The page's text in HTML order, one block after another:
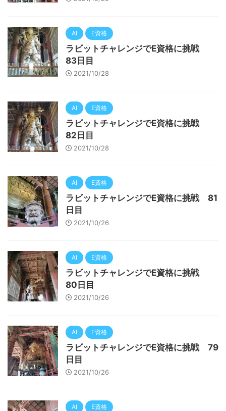
AI E資格
ラビットチャレンジでE資格に挑戦
83日目
2021/10/28
AI E資格
ラビットチャレンジでE資格に挑戦
82日目
2021/10/28
AI E資格
ラビットチャレンジでE資格に挑戦 81
日目
2021/10/26
AI E資格
ラビットチャレンジでE資格に挑戦
80日目
2021/10/26
AI E資格
ラビットチャレンジでE資格に挑戦 79
日目
2021/10/26
AI E資格